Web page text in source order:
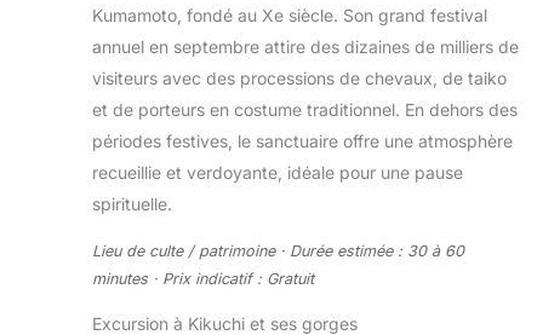
Kumamoto, fondé au Xe siècle. Son grand festival
annuel en septembre attire des dizaines de milliers de
visiteurs avec des processions de chevaux, de taiko
et de porteurs en costume traditionnel. En dehors des
périodes festives, le sanctuaire offre une atmosphère
recueillie et verdoyante, idéale pour une pause
spirituelle.
Lieu de culte / patrimoine · Durée estimée : 30 à 60
minutes · Prix indicatif : Gratuit
Excursion à Kikuchi et ses gorges